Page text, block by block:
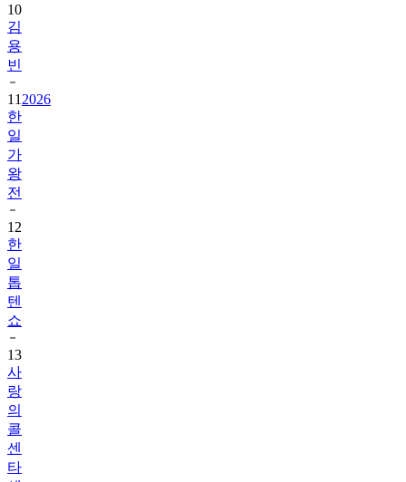
10
김
용
빈
11 2026
한
일
가
왕
전
12
한
일
톱
텐
쇼
13
사
랑
의
콜
센
타